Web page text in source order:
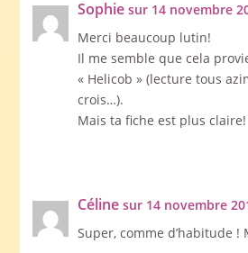
Sophie sur 14 novembre
Merci beaucoup lutin!
Il me semble que cela
« Helicob » (lecture tous
crois…).
Mais ta fiche est plus
Céline sur 14 novembre
Super, comme d’habitude !